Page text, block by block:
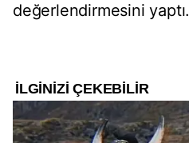
değerlendirmesini yaptı.